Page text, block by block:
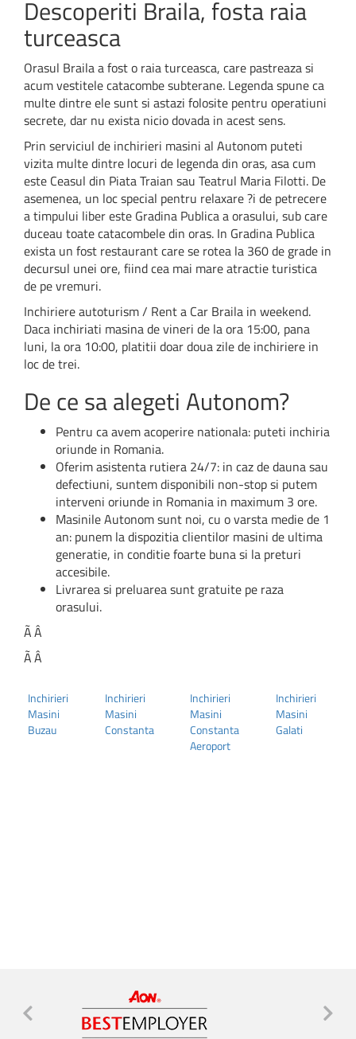
Descoperiti Braila, fosta raia
turceasca
Orasul Braila a fost o raia turceasca, care pastreaza si
acum vestitele catacombe subterane. Legenda spune ca
multe dintre ele sunt si astazi folosite pentru operatiuni
secrete, dar nu exista nicio dovada in acest sens.
Prin serviciul de inchirieri masini al Autonom puteti
vizita multe dintre locuri de legenda din oras, asa cum
este Ceasul din Piata Traian sau Teatrul Maria Filotti. De
asemenea, un loc special pentru relaxare ?i de petrecere
a timpului liber este Gradina Publica a orasului, sub care
duceau toate catacombele din oras. In Gradina Publica
exista un fost restaurant care se rotea la 360 de grade in
decursul unei ore, fiind cea mai mare atractie turistica
de pe vremuri.
Inchiriere autoturism / Rent a Car Braila in weekend.
Daca inchiriati masina de vineri de la ora 15:00, pana
luni, la ora 10:00, platitii doar doua zile de inchiriere in
loc de trei.
De ce sa alegeti Autonom?
Pentru ca avem acoperire nationala: puteti inchiria
oriunde in Romania.
Oferim asistenta rutiera 24/7: in caz de dauna sau
defectiuni, suntem disponibili non-stop si putem
interveni oriunde in Romania in maximum 3 ore.
Masinile Autonom sunt noi, cu o varsta medie de 1
an: punem la dispozitia clientilor masini de ultima
generatie, in conditie foarte buna si la preturi
accesibile.
Livrarea si preluarea sunt gratuite pe raza
orasului.
Ã‚Â
Ã‚Â
Inchirieri
Masini
Buzau
Inchirieri
Masini
Constanta
Inchirieri
Masini
Constanta
Aeroport
Inchirieri
Masini
Galati